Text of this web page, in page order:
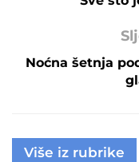
Noćna šetnja
Više iz rubrike